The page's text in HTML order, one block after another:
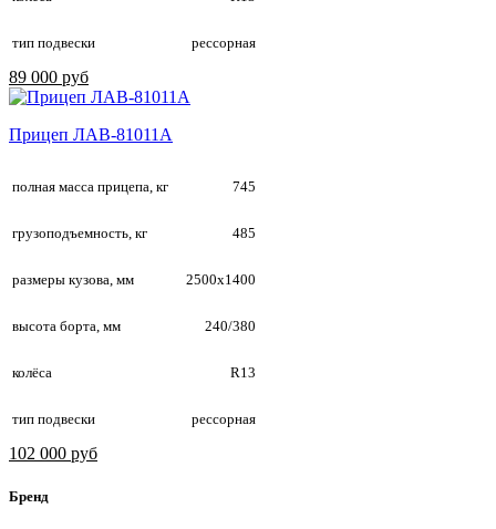
тип подвески рессорная
89 000 руб
Прицеп ЛАВ-81011А
полная масса прицепа, кг 745
грузоподъемность, кг 485
размеры кузова, мм 2500х1400
высота борта, мм 240/380
колёса R13
тип подвески рессорная
102 000 руб
Бренд